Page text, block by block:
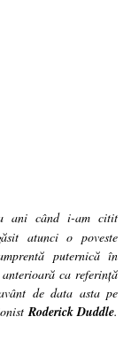
ani când i-am citit
atunci o poveste
puternică în
ca referință
de data asta pe
Roderick Duddle.